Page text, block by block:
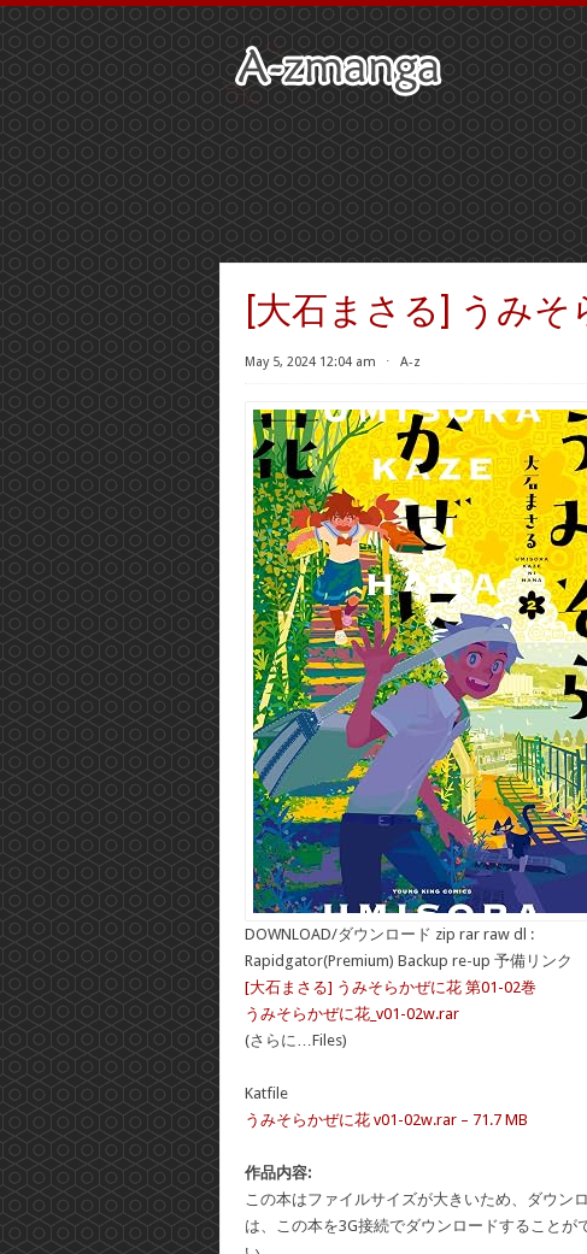
[大石まさる] うみそ
May 5, 2024 12:04 am ⋅ A-z
DOWNLOAD/ダウンロード zip rar raw dl :
Rapidgator(Premium) Backup re-up 予備リンク
[大石まさる] うみそらかぜに花 第01-02巻
うみそらかぜに花_v01-02w.rar
(さらに…Files)
Katfile
うみそらかぜに花 v01-02w.rar – 71.7 MB
作品内容:
この本はファイルサイズが大きいため、ダウン
は、この本を3G接続でダウンロードすることが